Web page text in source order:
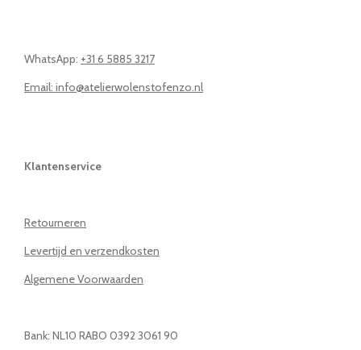
WhatsApp: +31 6 5885 3217
Email: info@atelierwolenstofenzo.nl
Klantenservice
Retourneren
Levertijd en verzendkosten
Algemene Voorwaarden
Bank: NL10 RABO 0392 3061 90